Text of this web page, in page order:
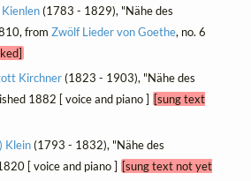
(1783 - 1829), "Nähe des
from Zwölf Lieder von Goethe, no. 6
Kirchner(1823 - 1903), "Nähe des
1882 [ voice and piano ] [sung text
Klein(1793 - 1832), "Nähe des
[ voice and piano ] [sung text not yet